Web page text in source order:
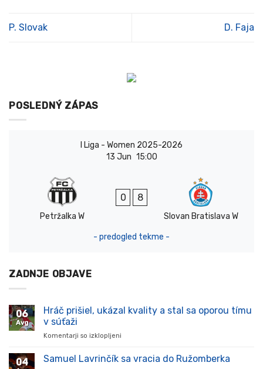
P. Slovak D. Faja
POSLEDNÝ ZÁPAS
I Liga - Women 2025-2026
13 Jun 15:00
Petržalka W
0 8
Slovan Bratislava W
- predogled tekme -
ZADNJE OBJAVE
06
Avg
Hráč prišiel, ukázal kvality a stal sa oporou tímu
v súťaži
Komentarji so izklopljeni
prišiel,
04 Samuel Lavrinčík sa vracia do Ružomberka